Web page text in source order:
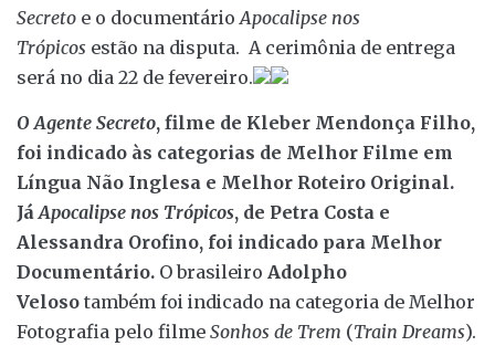
Secreto e o documentário Apocalipse nos
Trópicos estão na disputa. A cerimônia de entrega
será no dia 22 de fevereiro.
O Agente Secreto, filme de Kleber Mendonça Filho,
foi indicado às categorias de Melhor Filme em
Língua Não Inglesa e Melhor Roteiro Original.
JáApocalipse nos Trópicos, de Petra Costa e
Alessandra Orofino, foi indicado para Melhor
Documentário. O brasileiro Adolpho
Veloso também foi indicado na categoria de Melhor
Fotografia pelo filme Sonhos de Trem (Train Dreams).